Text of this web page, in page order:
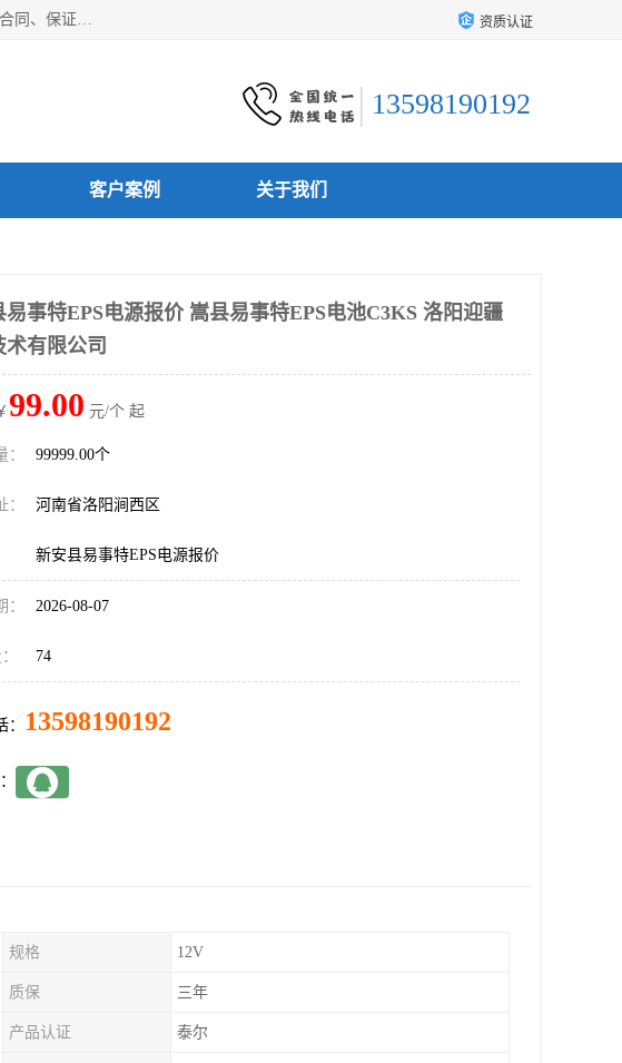
洛阳迎疆电子技术有限公司从事：洛阳山特UPS电源维修等服务。洛阳迎疆电子技术有限公司实力雄厚，重信用、守合同、保证产品质量，以多品种经营特色和薄利多销的原则，赢得了广大客户的信任。公司的宗旨——用服务求发展，用质量求生存！ 资质认证
13598190192
客户案例 关于我们
易事特EPS电源报价 嵩县易事特EPS电池C3KS 洛阳迎疆
术有限公司
99.00 元/个 起
99999.00个
河南省洛阳涧西区
新安县易事特EPS电源报价
2026-08-07
74
13598190192
规格 12V
质保 三年
产品认证 泰尔